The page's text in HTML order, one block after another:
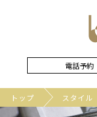
電話予約
トップ スタイル